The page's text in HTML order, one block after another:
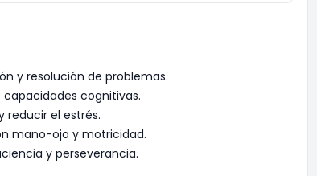
y resolución de problemas.
cognitivas.
reducir el estrés.
mano-ojo y motricidad.
y perseverancia.